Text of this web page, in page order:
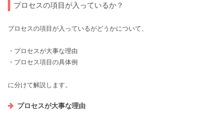
プロセスの項目が入っているか？
プロセスの項目が入っているがどうかについて、
・プロセスが大事な理由
・プロセス項目の具体例
に分けて解説します。
プロセスが大事な理由